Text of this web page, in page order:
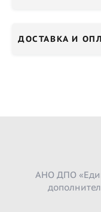
ДОСТАВКА И
АНО ДПО